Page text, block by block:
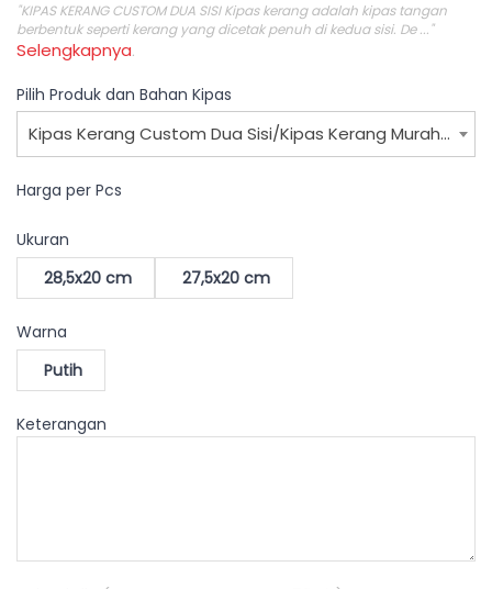
"KIPAS KERANG CUSTOM DUA SISI Kipas kerang adalah kipas tangan
berbentuk seperti kerang yang dicetak penuh di kedua sisi. De ..."
Selengkapnya.
Pilih Produk dan Bahan Kipas
Kipas Kerang Custom Dua Sisi/Kipas Kerang Murah/Kipas Promosi/Kipas Undangan Web
Harga per Pcs
Ukuran
28,5x20 cm
27,5x20 cm
Warna
Putih
Keterangan